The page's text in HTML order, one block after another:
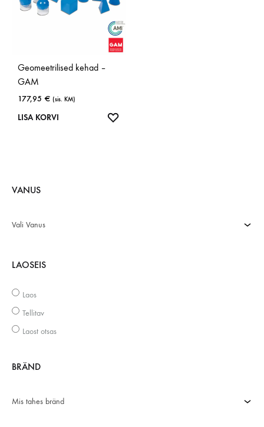
Geomeetrilised kehad –
GAM
177,95 € (sis. KM)
LISA KORVI
VANUS
Vali Vanus
LAOSEIS
Laos
Tellitav
Laost otsas
BRÄND
Mis tahes bränd